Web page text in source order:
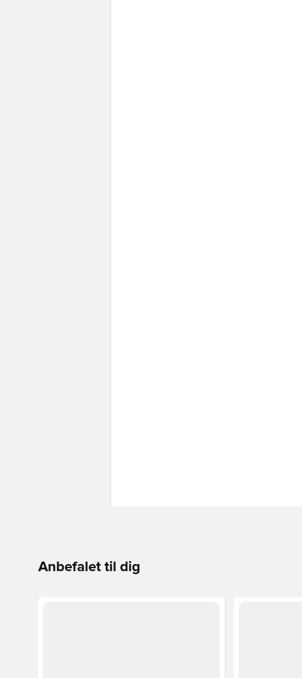
Anbefalet til dig